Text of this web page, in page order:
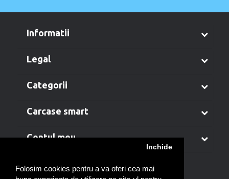
Folosim cookies pentru a va oferi cea mai
Inchide
informatii
legal
categorii
carcase smart
contul meu